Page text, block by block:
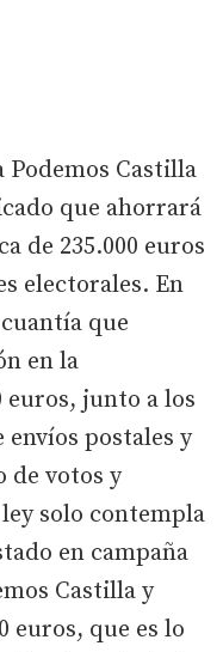
Castilla
que ahorrará
de 235.000 euros
electorales. En
que
en la
euros, junto a los
envíos postales y
de votos y
solo contempla
en campaña
Castilla y
euros, que es lo